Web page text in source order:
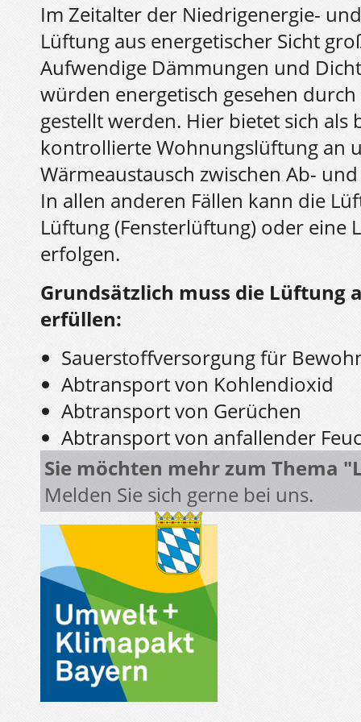
Im Zeitalter der Niedrigenergie-
Lüftung aus energetischer Sicht
Aufwendige Dämmungen und
würden energetisch gesehen
gestellt werden. Hier bietet sich als
kontrollierte Wohnungslüftung an
Wärmeaustausch zwischen Ab-
In allen anderen Fällen kann die
Lüftung (Fensterlüftung) oder eine
erfolgen.
Grundsätzlich muss die Lüftung
erfüllen:
Sauerstoffversorgung für
Abtransport von Kohlendioxid
Abtransport von Gerüchen
Abtransport von anfallender
Sie möchten mehr zum Thema
Melden Sie sich gerne bei uns.